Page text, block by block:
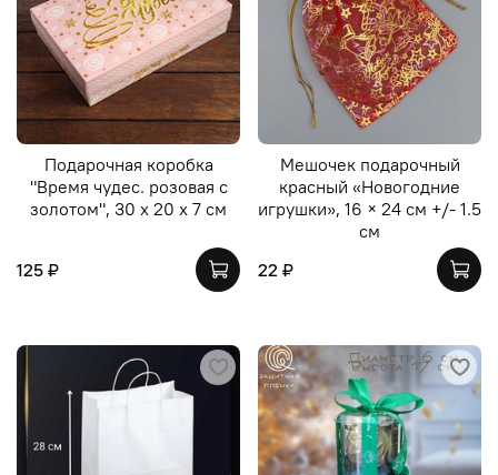
Подарочная коробка
"Время чудес. розовая с
золотом", 30 х 20 х 7 см
125 ₽
Мешочек подарочный
красный «Новогодние
игрушки», 16 × 24 см +/- 1.5
см
22 ₽